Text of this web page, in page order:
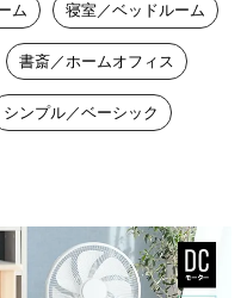
ム 寝室／ベッドルーム
書斎／ホームオフィス
シンプル／ベーシック